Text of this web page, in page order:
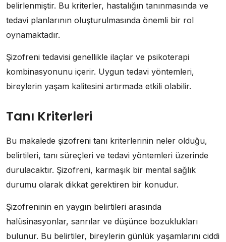
belirlenmiştir. Bu kriterler, hastalığın tanınmasında ve
tedavi planlarının oluşturulmasında önemli bir rol
oynamaktadır.
Şizofreni tedavisi genellikle ilaçlar ve psikoterapi
kombinasyonunu içerir. Uygun tedavi yöntemleri,
bireylerin yaşam kalitesini artırmada etkili olabilir.
Tanı Kriterleri
Bu makalede şizofreni tanı kriterlerinin neler olduğu,
belirtileri, tanı süreçleri ve tedavi yöntemleri üzerinde
durulacaktır. Şizofreni, karmaşık bir mental sağlık
durumu olarak dikkat gerektiren bir konudur.
Şizofreninin en yaygın belirtileri arasında
halüsinasyonlar, sanrılar ve düşünce bozuklukları
bulunur. Bu belirtiler, bireylerin günlük yaşamlarını ciddi